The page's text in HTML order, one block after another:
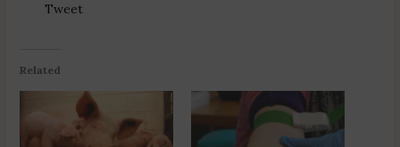
Tweet
Related